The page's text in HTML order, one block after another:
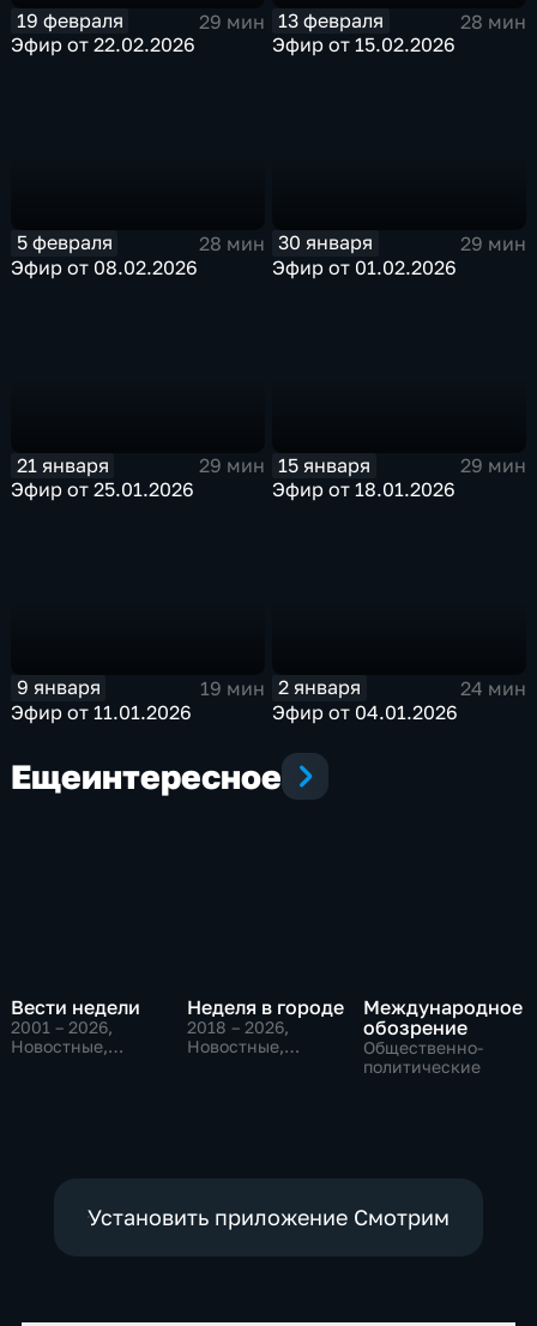
19 февраля
29 мин
Эфир от 22.02.2026
13 февраля
28 мин
Эфир от 15.02.2026
5 февраля
28 мин
Эфир от 08.02.2026
30 января
29 мин
Эфир от 01.02.2026
21 января
29 мин
Эфир от 25.01.2026
15 января
29 мин
Эфир от 18.01.2026
9 января
19 мин
Эфир от 11.01.2026
2 января
24 мин
Эфир от 04.01.2026
Ещеинтересное
Вести недели
2001 – 2026,
Новостные,
Неделя в городе
2018 – 2026,
Новостные,
Международное
обозрение
Общественно-
политические
Установить приложение Смотрим